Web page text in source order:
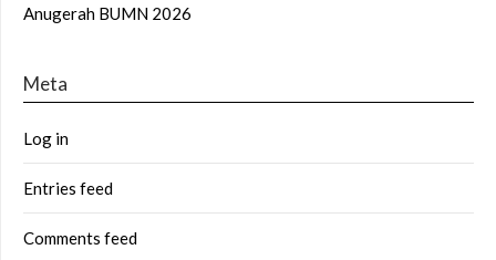
Anugerah BUMN 2026
Meta
Log in
Entries feed
Comments feed